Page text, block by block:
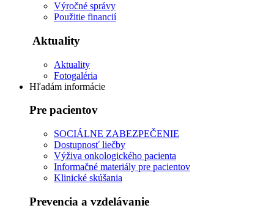
Výročné správy
Použitie financií
Aktuality
Aktuality
Fotogaléria
Hľadám informácie
Pre pacientov
SOCIÁLNE ZABEZPEČENIE
Dostupnosť liečby
Výživa onkologického pacienta
Informačné materiály pre pacientov
Klinické skúšania
Prevencia a vzdelávanie